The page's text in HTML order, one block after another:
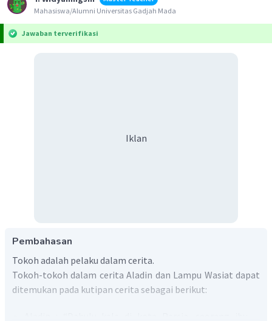
Mahasiswa/Alumni Universitas Gadjah Mada
Jawaban terverifikasi
Iklan
Pembahasan
Tokoh adalah pelaku dalam cerita.
Tokoh-tokoh dalam cerita Aladin dan Lampu Wasiat dapat
ditemukan pada kutipan cerita sebagai berikut: